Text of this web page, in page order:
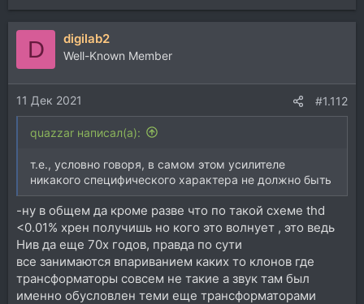
е
а
и
и
:
D digilab2
Well-Known Member
11 Дек 2021 #1.112
quazzar написал(а):
т.е., условно говоря, в самом этом усилителе
никакого специфического характера не должно быть
-ну в общем да кроме разве что по такой схеме thd
<0.01% хрен получишь но кого это волнует , это ведь
Нив да еще 70х годов, правда по сути
все занимаются впариванием каких то клонов где
трансформаторы совсем не такие а звук там был
именно обусловлен теми еще трансформаторами